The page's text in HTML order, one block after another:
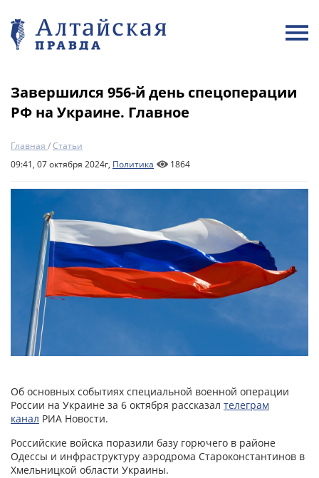
Завершился 956-й день спецоперации
РФ на Украине. Главное
Главная /Статьи
09:41, 07 октября 2024г, Политика 1864
Об основных событиях специальной военной операции
России на Украине за 6 октября рассказал телеграм
канал РИА Новости.
Российские войска поразили базу горючего в районе
Одессы и инфраструктуру аэродрома Староконстантинов в
Хмельницкой области Украины.